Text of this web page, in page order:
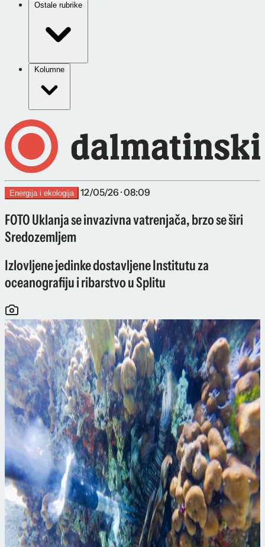
Ostale rubrike
Kolumne
Energija i ekologija 12/05/26 · 08:09
FOTO Uklanja se invazivna vatrenjača, brzo se širi
Sredozemljem
Izlovljene jedinke dostavljene Institutu za
oceanografiju i ribarstvo u Splitu